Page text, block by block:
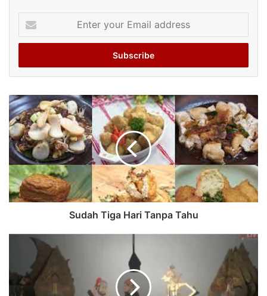
your
Email
Sudah Tiga Hari Tanpa Tahu